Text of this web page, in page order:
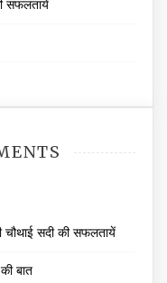
सफलतायें
चौथाई सदी की सफलतायें
बात